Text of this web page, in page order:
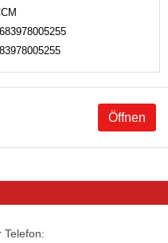
Öffnen
Telefon: